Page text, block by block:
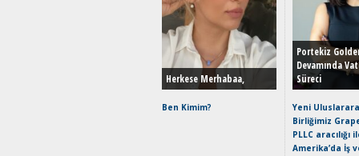
Herkese Merhabaa,
Ben Kimim?
Portekiz
Devamında
Süreci
Yeni
Birliğimiz
PLLC aracılığı
Amerika’da İş